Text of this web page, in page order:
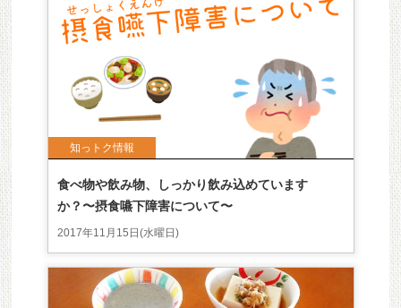
知っトク情報
食べ物や飲み物、しっかり飲み込めています
か？〜摂食嚥下障害について〜
2017年11月15日(水曜日)